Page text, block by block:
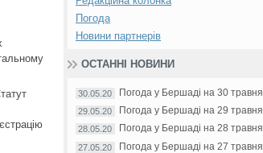
Погода
Новини партнерів
ОСТАННІ НОВИНИ
30.05.20 Погода у Бершаді на 30 травня
29.05.20 Погода у Бершаді на 29 травня
28.05.20 Погода у Бершаді на 28 травня
27.05.20 Погода у Бершаді на 27 травня